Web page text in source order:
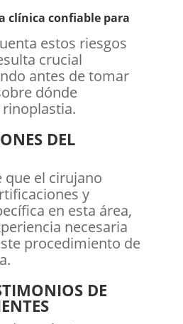
clínica confiable para
estos riesgos
crucial
antes de tomar
dónde
DEL
que el cirujano
y
en esta área,
necesaria
procedimiento de
DE